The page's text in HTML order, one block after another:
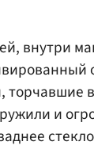
внутри
торчавшие
и